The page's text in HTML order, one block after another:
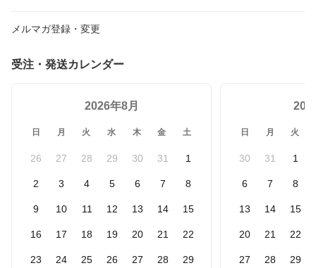
メルマガ登録・変更
受注・発送カレンダー
2026年8月
日 月 火 水 木 金 土
26 27 28 29 30 31 1
2 3 4 5 6 7 8
9 10 11 12 13 14 15
16 17 18 19 20 21 22
23 24 25 26 27 28 29
日 月 火
30 31 1
6 7 8
13 14 15
20 21 22
27 28 29